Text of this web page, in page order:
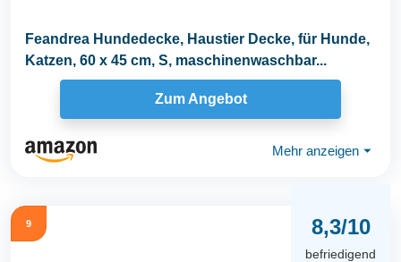
Feandrea Hundedecke, Haustier Decke, für Hunde,
Katzen, 60 x 45 cm, S, maschinenwaschbar...
Zum Angebot
Mehr anzeigen ⏷
9 8,3/10
befriedigend